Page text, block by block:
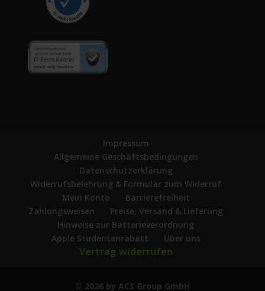
Impressum
Allgemeine Geschäftsbedingungen
Datenschutzerklärung
Widerrufsbelehrung & Formular zum Widerruf
Mein Konto
Barrierefreiheit
Zahlungsweisen
Preise, Versand & Lieferung
Hinweise zur Batterieverordnung
Apple Studentenrabatt
Über uns
Vertrag widerrufen
© 2026 by ACS Group GmbH